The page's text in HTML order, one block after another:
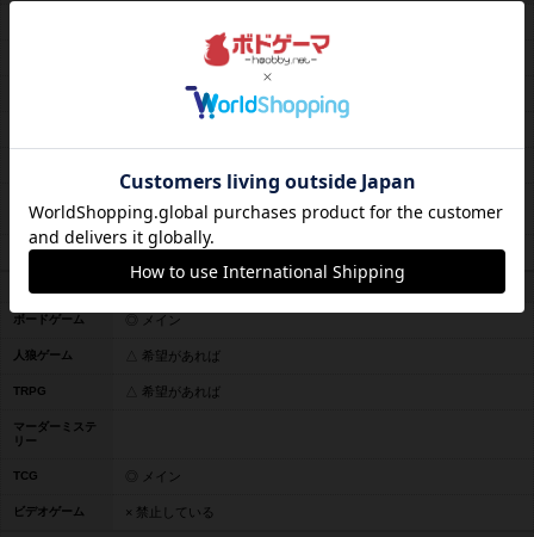
1時間600円〜～ 未登録
19時30分～04時00分
備考
TwitterアカウントにDM等を下さい。
席数 2卓12席
ボードゲーム ◎ メイン
人狼ゲーム △ 希望があれば
TRPG △ 希望があれば
マーダーミステ
リー
TCG ◎ メイン
ビデオゲーム × 禁止している